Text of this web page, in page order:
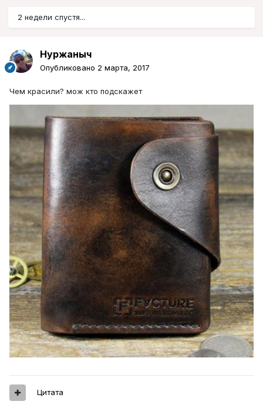
2 недели спустя...
Нуржаныч
Опубликовано 2 марта, 2017
Чем красили? мож кто подскажет
Цитата